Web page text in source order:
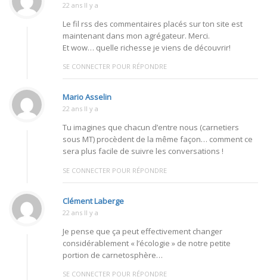
22 ans Il y a
Le fil rss des commentaires placés sur ton site est
maintenant dans mon agrégateur. Merci.
Et wow… quelle richesse je viens de découvrir!
SE CONNECTER POUR RÉPONDRE
Mario Asselin
22 ans Il y a
Tu imagines que chacun d’entre nous (carnetiers
sous MT) procèdent de la même façon… comment ce
sera plus facile de suivre les conversations !
SE CONNECTER POUR RÉPONDRE
Clément Laberge
22 ans Il y a
Je pense que ça peut effectivement changer
considérablement « l’écologie » de notre petite
portion de carnetosphère…
SE CONNECTER POUR RÉPONDRE